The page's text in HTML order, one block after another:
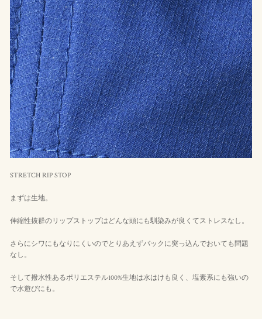
STRETCH RIP STOP
まずは生地。
伸縮性抜群のリップストップはどんな頭にも馴染みが良くてストレスなし。
さらにシワにもなりにくいのでとりあえずバックに突っ込んでおいても問題
なし。
そして撥水性あるポリエステル100%生地は水はけも良く、塩素系にも強いの
で水遊びにも。